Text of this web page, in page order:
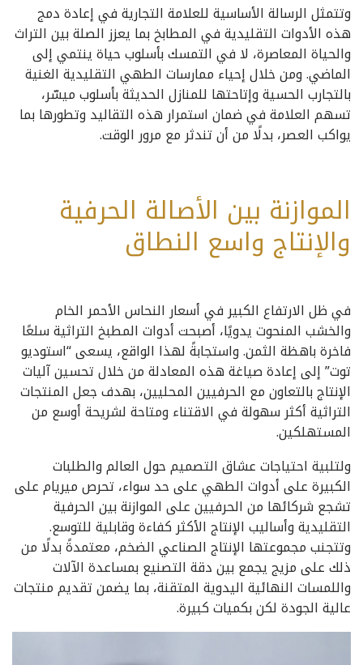
وتتمثل الرسالة الأساسية للعلامة التجارية في إعادة دمج
هذه الأدوات التقليدية في المطابخ بما يعزز الصلة بين التراث
والحياة المعاصرة، لا في التمسك بأسلوب حياة ينتمي إلى
الماضي. ومن خلال إحياء ممارسات الطهي التقليدية الغنية
بالتجارب الحسية وإتاحتها للمنازل الحديثة بأسلوب ميسّر،
تسهم العلامة في ضمان استمرار هذه التقاليد وتطورها بما
يواكب العصر، بدلًا من أن تندثر مع مرور الوقت.
الموازنة بين الأصالة الحرفية
والإنتاج واسع النطاق
في ظل الارتفاع الكبير في أسعار النحاس الأحمر الخام
والخشب المنحوت يدويًا، أصبحت أدوات المطبخ التراثية سلعًا
فاخرة باهظة الثمن. واستجابةً لهذا الواقع، يسعى “استوديو
توت” إلى إعادة صياغة هذه المعادلة من خلال تحسين آليات
الإنتاج بالتعاون مع الحرفيين المحليين، بهدف جعل المنتجات
التراثية أكثر سهولة في الاقتناء ومتاحة لشريحة أوسع من
المستهلكين.
ولتلبية احتياجات عشاق التصميم حول العالم والطلبات
الكبيرة على أدوات الطهي على حد سواء، تحرص ميريام على
تشجع شركائها من الحرفيين على الموازنة بين الحرفية
التقليدية وأساليب الإنتاج الأكثر كفاءة وقابلية للتوسع.
وتتجنب مجموعتها الإنتاج الصناعي الضخم، معتمدةً بدلًا من
ذلك على مزيج يجمع بين دقة التصنيع بمساعدة الآلات
واللمسات النهائية اليدوية المتقنة، بما يضمن تقديم منتجات
عالية الجودة لكن بكميات كبيرة.